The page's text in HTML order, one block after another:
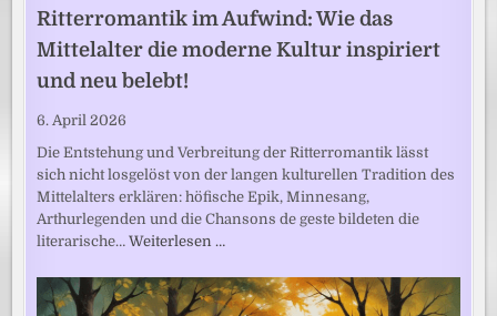
Ritterromantik im Aufwind: Wie das
Mittelalter die moderne Kultur inspiriert
und neu belebt!
6. April 2026
Die Entstehung und Verbreitung der Ritterromantik lässt
sich nicht losgelöst von der langen kulturellen Tradition des
Mittelalters erklären: höfische Epik, Minnesang,
Arthurlegenden und die Chansons de geste bildeten die
literarische…Weiterlesen …